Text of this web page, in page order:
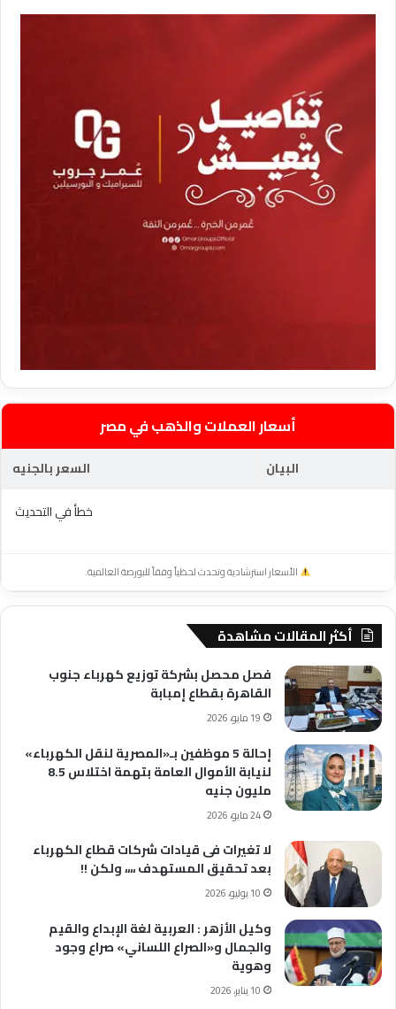
أسعار العملات والذهب في مصر
البيان
السعر بالجنيه
خطأ في التحديث
الأسعار استرشادية وتحدث لحظياً وفقاً للبورصة العالمية.
أكثر المقالات مشاهدة
فصل محصل بشركة توزيع كهرباء جنوب
القاهرة بقطاع إمبابة
19 مايو، 2026
إحالة 5 موظفين بـ«المصرية لنقل الكهرباء»
لنيابة الأموال العامة بتهمة اختلاس 8.5
مليون جنيه
24 مايو، 2026
لا تغيرات فى قيادات شركات قطاع الكهرباء
بعد تحقيق المستهدف ،،،، ولكن !!
10 يوليو، 2026
وكيل الأزهر : العربية لغة الإبداع والقيم
والجمال و«الصراع اللساني» صراع وجود
وهوية
10 يناير، 2026